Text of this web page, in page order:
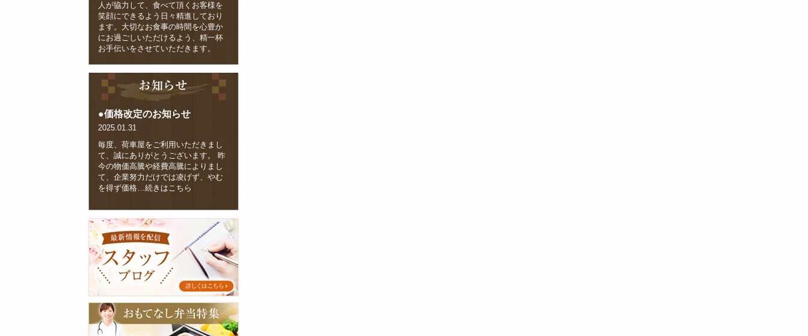
人が協力して、食べて頂くお客様を
笑顔にできるよう日々精進しており
ます。大切なお食事の時間を心豊か
にお過ごしいただけるよう、精一杯
お手伝いをさせていただきます。
せ-
blog-
価格改定のお知らせ
2025.01.31
毎度、荷車屋をご利用いただきまし
て、誠にありがとうございます。 昨
今の物価高騰や経費高騰によりまし
て、企業努力だけでは凌げず、やむ
を得ず価格…続きはこちら
ス
タ
ッ
フ
お
て